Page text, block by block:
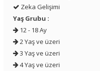
Zeka Gelişimi
Yaş Grubu :
12 - 18 Ay
2 Yaş ve üzeri
3 Yaş ve üzeri
4 Yaş ve üzeri